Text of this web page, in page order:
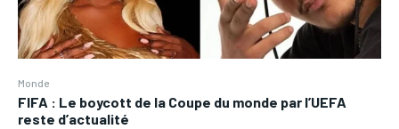
Monde
FIFA : Le boycott de la Coupe du monde par l’UEFA
reste d’actualité